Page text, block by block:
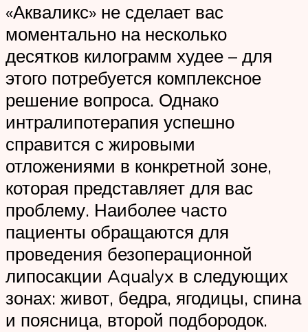
«Акваликс» не сделает вас
моментально на несколько
десятков килограмм худее – для
этого потребуется комплексное
решение вопроса. Однако
интралипотерапия успешно
справится с жировыми
отложениями в конкретной зоне,
которая представляет для вас
проблему. Наиболее часто
пациенты обращаются для
проведения безоперационной
липосакции Aquаlyx в следующих
зонах: живот, бедра, ягодицы, спина
и поясница, второй подбородок.